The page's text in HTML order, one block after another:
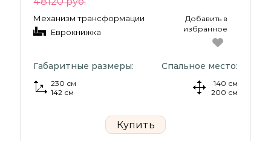
Механизм трансформации
Еврокнижка
Добавить в
избранное
Габаритные размеры:
230 см
142 см
Спальное место:
140 см
200 см
Купить